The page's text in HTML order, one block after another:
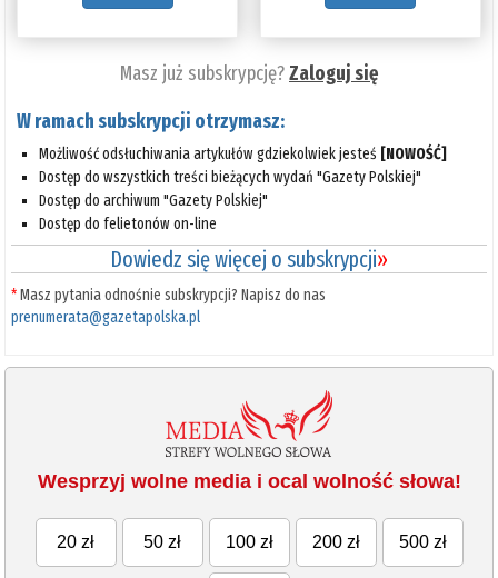
Masz już subskrypcję?Zaloguj się
W ramach subskrypcji otrzymasz:
Możliwość odsłuchiwania artykułów gdziekolwiek jesteś [NOWOŚĆ]
Dostęp do wszystkich treści bieżących wydań "Gazety Polskiej"
Dostęp do archiwum "Gazety Polskiej"
Dostęp do felietonów on-line
Dowiedz się więcej o subskrypcji»
*Masz pytania odnośnie subskrypcji? Napisz do nas
prenumerata@gazetapolska.pl
Wesprzyj wolne media i ocal wolność słowa!
20 zł 50 zł 100 zł 200 zł 500 zł